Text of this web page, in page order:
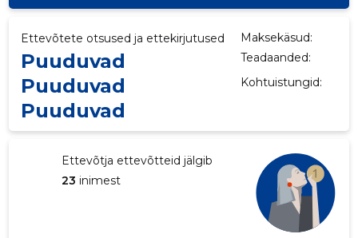
Ettevõtete otsused ja ettekirjutused Maksekäsud:
Puuduvad Teadaanded:
Puuduvad Kohtuistungid:
Puuduvad
Ettevõtja ettevõtteid jälgib
23 inimest